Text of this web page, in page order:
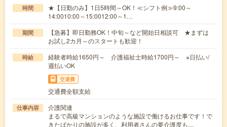
時間
★【日勤のみ】1日5時間～OK！≪シフト例≫9:00～
14:0010:00～15:0012:00～1…
期間
【急募】即日勤務OK！中旬～など開始日相談可 ★まずは
お試し2カ月～のスタートも歓迎！
時給
経験者時給1650円～ 介護福祉士時給1700円～ ※日払い/
週払いOK
交通費
交通費全額支給
仕事内容
介護関連
まるで高級マンションのような施設で働けるお仕事です！で
きたばかりの施設が多く、利用者さんの要介護度も…